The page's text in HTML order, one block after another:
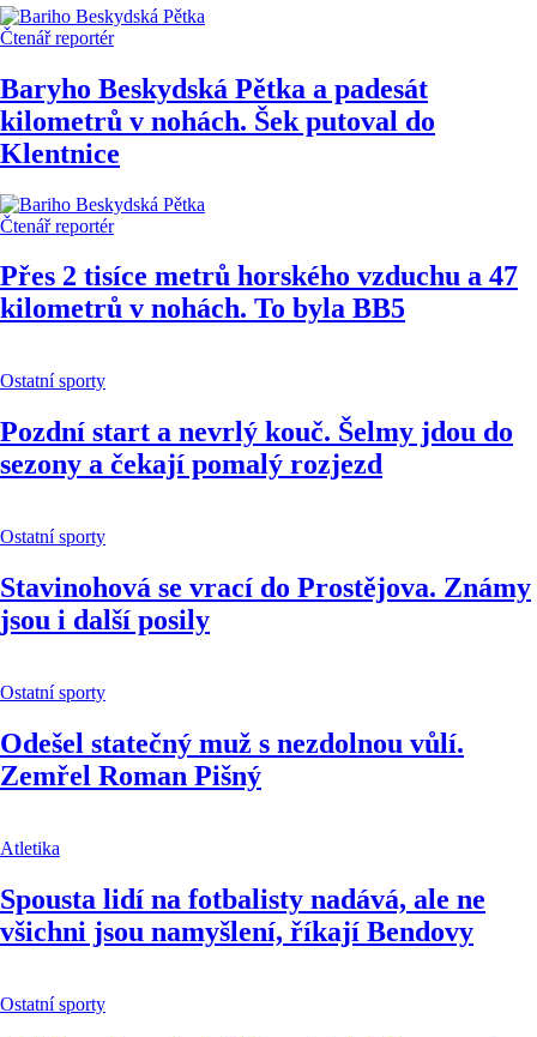
Čtenář reportér
Baryho Beskydská Pětka a padesát
kilometrů v nohách. Šek putoval do
Klentnice
Čtenář reportér
Přes 2 tisíce metrů horského vzduchu a 47
kilometrů v nohách. To byla BB5
Ostatní sporty
Pozdní start a nevrlý kouč. Šelmy jdou do
sezony a čekají pomalý rozjezd
Ostatní sporty
Stavinohová se vrací do Prostějova. Známy
jsou i další posily
Ostatní sporty
Odešel statečný muž s nezdolnou vůlí.
Zemřel Roman Pišný
Atletika
Spousta lidí na fotbalisty nadává, ale ne
všichni jsou namyšlení, říkají Bendovy
Ostatní sporty